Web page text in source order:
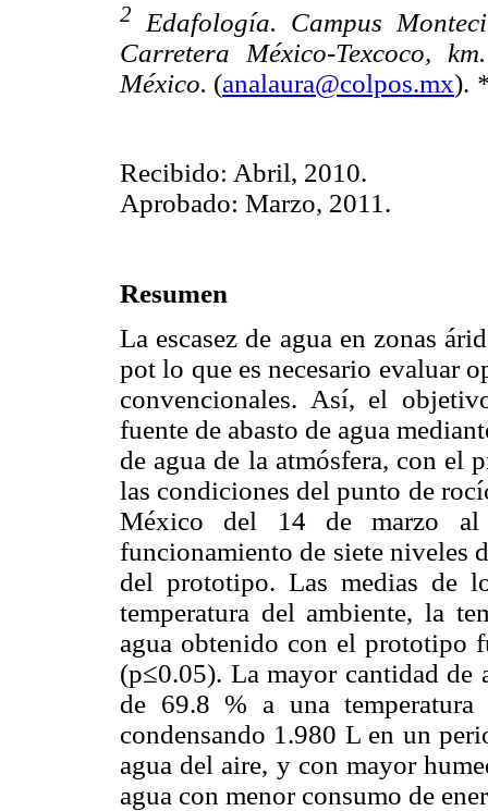
2
Edafología. Campus
Carretera México-Texcoco,
México. (analaura@colpos.mx).
Recibido: Abril, 2010.
Aprobado: Marzo, 2011.
Resumen
La escasez de agua en zonas
pot lo que es necesario evaluar
convencionales. Así, el
fuente de abasto de agua
de agua de la atmósfera, con
las condiciones del punto de
México del 14 de marzo
funcionamiento de siete niveles
del prototipo. Las medias de
temperatura del ambiente, la
agua obtenido con el prototipo
(p≤0.05). La mayor cantidad de
de 69.8 % a una
condensando 1.980 L en un
agua del aire, y con mayor
agua con menor consumo de